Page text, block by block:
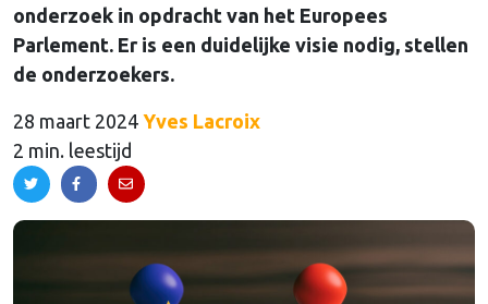
onderzoek in opdracht van het Europees
Parlement. Er is een duidelijke visie nodig, stellen
de onderzoekers.
28 maart 2024 Yves Lacroix
2 min. leestijd